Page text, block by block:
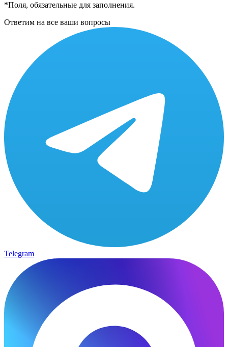
*Поля, обязательные для заполнения.
Ответим на все ваши вопросы
Telegram